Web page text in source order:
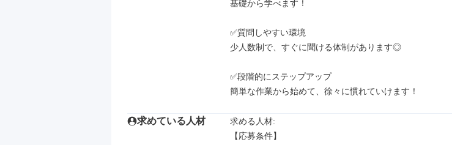
基礎から学べます！
✅質問しやすい環境
少人数制で、すぐに聞ける体制があります◎
✅段階的にステップアップ
簡単な作業から始めて、徐々に慣れていけます！
求めている人材
求める人材:
【応募条件】